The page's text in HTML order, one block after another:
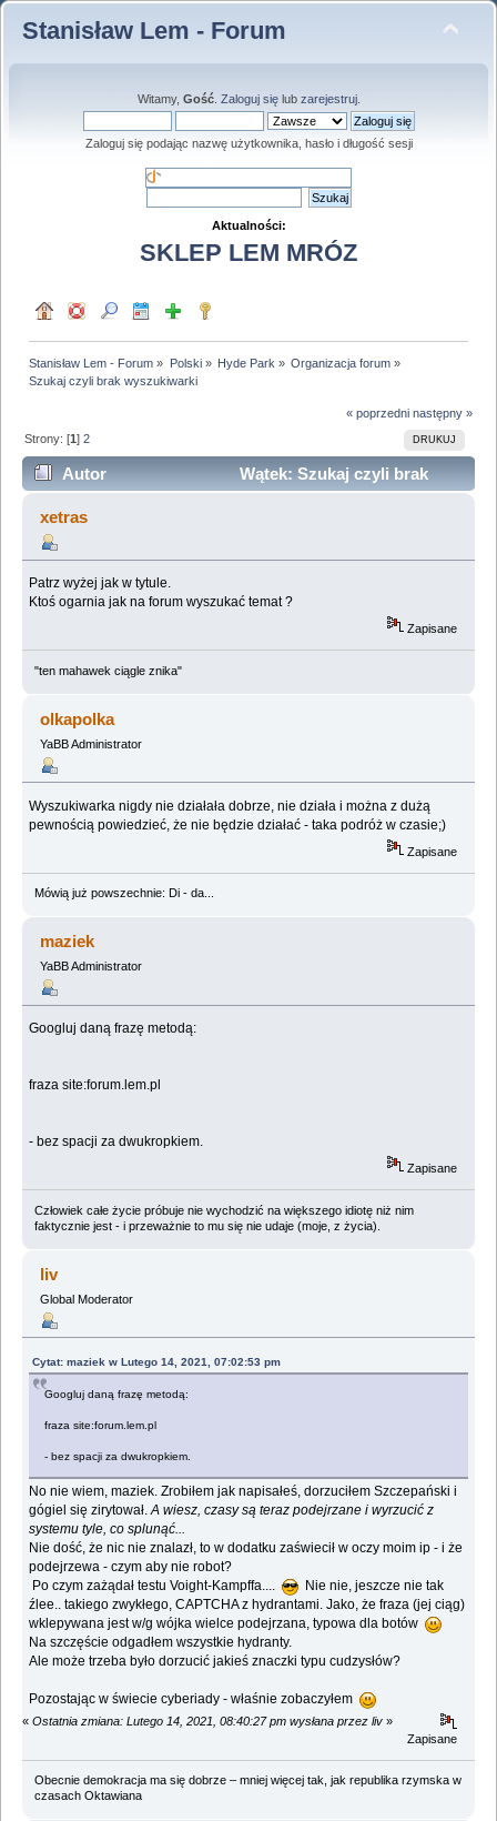
Stanisław Lem - Forum
Witamy, Gość. Zaloguj sięlub zarejestruj.
Zaloguj się podając nazwę użytkownika, hasło i długość sesji
Aktualności:
SKLEP LEM MRÓZ
Stanisław Lem - Forum » Polski» Hyde Park » Organizacja forum »
Szukaj czyli brak wyszukiwarki
« poprzedni następny »
DRUKUJ
Strony: [1]2
Autor
Wątek: Szukaj czyli brak
wyszukiwarki (Przeczytany 91568 razy)
xetras
Patrz wyżej jak w tytule.
Ktoś ogarnia jak na forum wyszukać temat ?
Zapisane
"ten mahawek ciągle znika"
olkapolka
YaBB Administrator
Wyszukiwarka nigdy nie działała dobrze, nie działa i można z dużą
pewnością powiedzieć, że nie będzie działać - taka podróż w czasie;)
Zapisane
Mówią już powszechnie: Di - da...
maziek
YaBB Administrator
Googluj daną frazę metodą:
fraza site:forum.lem.pl
- bez spacji za dwukropkiem.
Zapisane
Człowiek całe życie próbuje nie wychodzić na większego idiotę niż nim
faktycznie jest - i przeważnie to mu się nie udaje (moje, z życia).
liv
Global Moderator
Cytat: maziek w Lutego 14, 2021, 07:02:53 pm
Googluj daną frazę metodą:
fraza site:forum.lem.pl
- bez spacji za dwukropkiem.
No nie wiem, maziek. Zrobiłem jak napisałeś, dorzuciłem Szczepański i
gógiel się zirytował.A wiesz, czasy są teraz podejrzane i wyrzucić z
systemu tyle, co splunąć...
Nie dość, że nic nie znalazł, to w dodatku zaświecił w oczy moim ip - i że
podejrzewa - czym aby nie robot?
Po czym zażądał testu Voight-Kampffa....
Nie nie, jeszcze nie tak
źlee.. takiego zwykłego, CAPTCHA z hydrantami. Jako, że fraza (jej ciąg)
wklepywana jest w/g wójka wielce podejrzana, typowa dla botów
Na szczęście odgadłem wszystkie hydranty.
Ale może trzeba było dorzucić jakieś znaczki typu cudzysłów?
Pozostając w świecie cyberiady - właśnie zobaczyłem
« Ostatnia zmiana: Lutego 14, 2021, 08:40:27 pm wysłana przez liv »
Zapisane
Obecnie demokracja ma się dobrze – mniej więcej tak, jak republika rzymska w
czasach Oktawiana